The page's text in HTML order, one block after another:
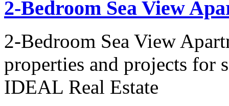
2-Bedroom Sea View
2-Bedroom Sea View
properties and projects for
IDEAL Real Estate